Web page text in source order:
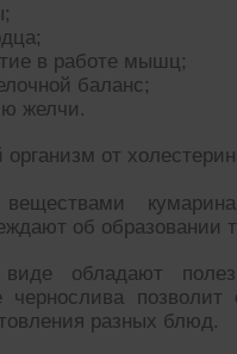
в работе мышц;
баланс;
желчи.
от
об образовании
обладают
чернослива
разных блюд.